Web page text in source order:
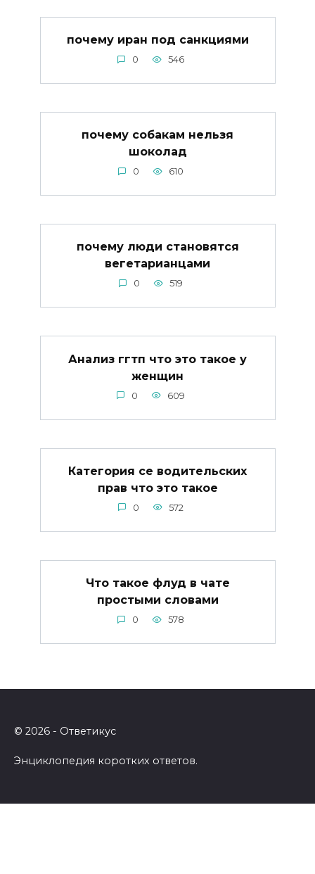
почему иран под санкциями
0 546
почему собакам нельзя
шоколад
0 610
почему люди становятся
вегетарианцами
0 519
Анализ ггтп что это такое у
женщин
0 609
Категория се водительских
прав что это такое
0 572
Что такое флуд в чате
простыми словами
0 578
© 2026 - Ответикус
Энциклопедия коротких ответов.